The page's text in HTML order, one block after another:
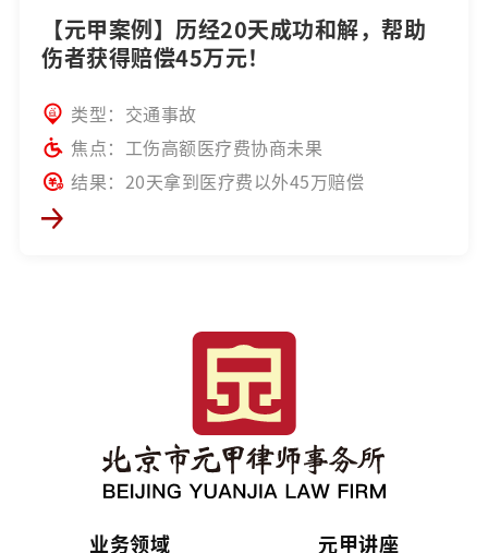
【元甲案例】历经20天成功和解，帮助
伤者获得赔偿45万元！
类型：交通事故
焦点：工伤高额医疗费协商未果
结果：20天拿到医疗费以外45万赔偿
业务领域 元甲讲座